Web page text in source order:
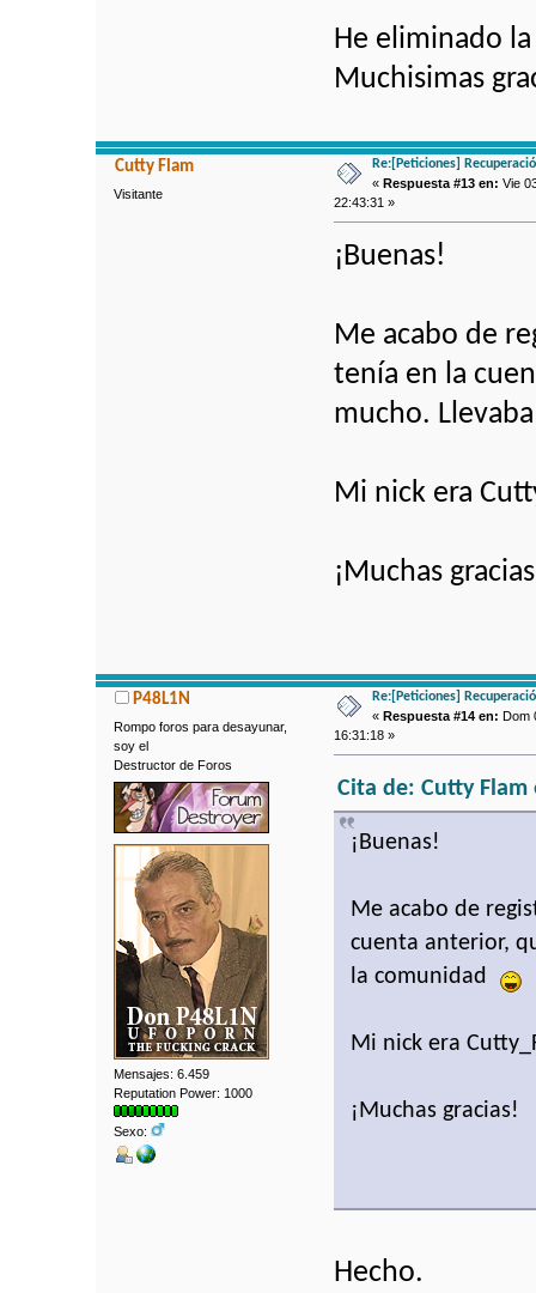
He eliminado
Muchisimas
Cutty Flam
Visitante
Re:[Peticiones]
«Respuesta #13 en: Vie
22:43:31 »
¡Buenas!
Me acabo de
tenía en la
mucho.
Mi nick era
¡Muchas
P48L1N
Rompo foros para desayunar,
soy el
Destructor de Foros
Mensajes: 6.459
Reputation Power: 1000
Sexo:
Re:[Peticiones]
« Respuesta #14 en: Dom
16:31:18 »
Cita de: Cutty Flam
¡Buenas!
Me acabo de
cuenta anterior,
la comunidad
Mi nick era
¡Muchas gracias!
Hecho.